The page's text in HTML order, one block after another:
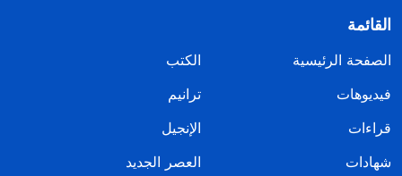
القائمة
الصفحة الرئيسية
الكتب
فيديوهات
ترانيم
قراءات
الإنجيل
شهادات
العصر الجديد